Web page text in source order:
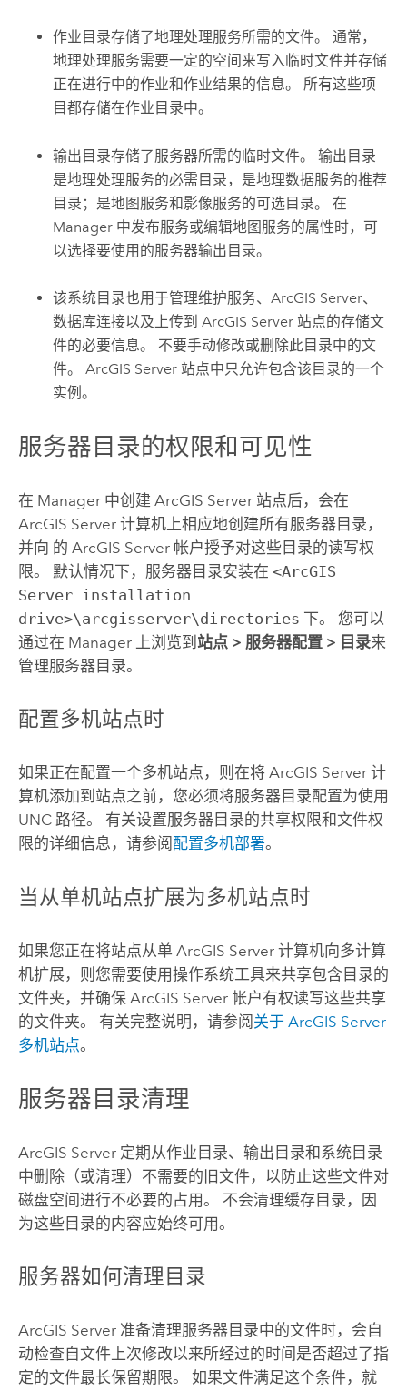
作业目录存储了地理处理服务所需的文件。 通常，
地理处理服务需要一定的空间来写入临时文件并存储
正在进行中的作业和作业结果的信息。 所有这些项
目都存储在作业目录中。
输出目录存储了服务器所需的临时文件。 输出目录
是地理处理服务的必需目录，是地理数据服务的推荐
目录；是地图服务和影像服务的可选目录。 在
Manager 中发布服务或编辑地图服务的属性时，可
以选择要使用的服务器输出目录。
该系统目录也用于管理维护服务、ArcGIS Server、
数据库连接以及上传到ArcGIS Server 站点的存储文
件的必要信息。 不要手动修改或删除此目录中的文
件。ArcGIS Server 站点中只允许包含该目录的一个
实例。
服务器目录的权限和可见性
在 Manager 中创建 ArcGIS Server站点后，会在
ArcGIS Server计算机上相应地创建所有服务器目录，
并向 的 ArcGIS Server帐户授予对这些目录的读写权
限。 默认情况下，服务器目录安装在 <ArcGIS
Server installation
drive>\arcgisserver\directories 下。 您可以
通过在 Manager 上浏览到 站点 > 服务器配置 > 目录来
管理服务器目录。
配置多机站点时
如果正在配置一个多机站点，则在将 ArcGIS Server计
算机添加到站点之前，您必须将服务器目录配置为使用
UNC 路径。 有关设置服务器目录的共享权限和文件权
限的详细信息，请参阅 配置多机部署。
当从单机站点扩展为多机站点时
如果您正在将站点从单 ArcGIS Server计算机向多计算
机扩展，则您需要使用操作系统工具来共享包含目录的
文件夹，并确保 ArcGIS Server帐户有权读写这些共享
的文件夹。 有关完整说明，请参阅 关于 ArcGIS Server
多机站点。
服务器目录清理
ArcGIS Server定期从作业目录、输出目录和系统目录
中删除（或清理）不需要的旧文件，以防止这些文件对
磁盘空间进行不必要的占用。 不会清理缓存目录，因
为这些目录的内容应始终可用。
服务器如何清理目录
ArcGIS Server准备清理服务器目录中的文件时，会自
动检查自文件上次修改以来所经过的时间是否超过了指
定的文件最长保留期限。 如果文件满足这个条件，就